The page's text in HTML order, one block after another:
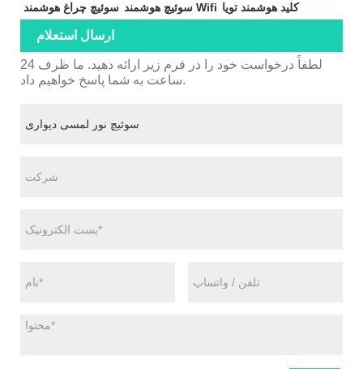
سوئیچ چراغ هوشمند سوئیچ هوشمند Wifi کلید هوشمند تویا
ارسال استعلام
لطفاً درخواست خود را در فرم زیر ارائه دهید. ما ظرف 24
ساعت به شما پاسخ خواهیم داد.